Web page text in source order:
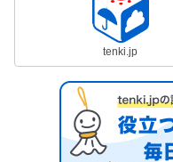
tenki.jp